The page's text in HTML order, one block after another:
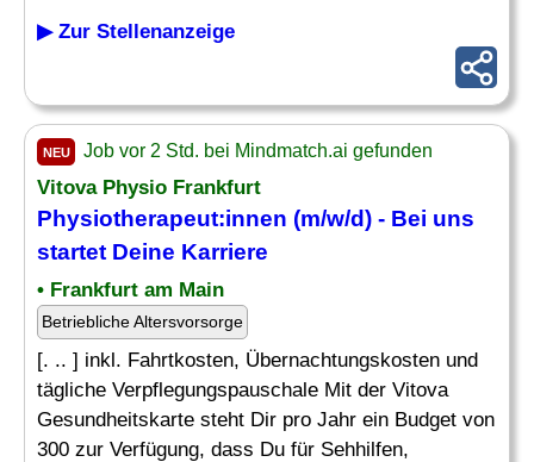
▶ Zur Stellenanzeige
NEU Job vor 2 Std. bei Mindmatch.ai gefunden
Vitova Physio Frankfurt
Physiotherapeut:innen (m/w/d) - Bei uns
startet Deine Karriere
• Frankfurt am Main
Betriebliche Altersvorsorge
[. .. ] inkl. Fahrtkosten, Übernachtungskosten und
tägliche Verpflegungspauschale Mit der Vitova
Gesundheitskarte steht Dir pro Jahr ein Budget von
300 zur Verfügung, dass Du für Sehhilfen,